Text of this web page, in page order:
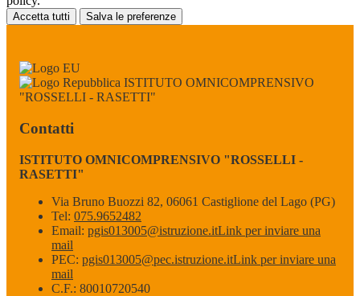
Accetta tutti Salva le preferenze
ISTITUTO OMNICOMPRENSIVO
"ROSSELLI - RASETTI"
Contatti
ISTITUTO OMNICOMPRENSIVO "ROSSELLI -
RASETTI"
Via Bruno Buozzi 82, 06061 Castiglione del Lago (PG)
Tel: 075.9652482
Email: pgis013005@istruzione.itLink per inviare una
mail
PEC: pgis013005@pec.istruzione.itLink per inviare una
mail
C.F.: 80010720540